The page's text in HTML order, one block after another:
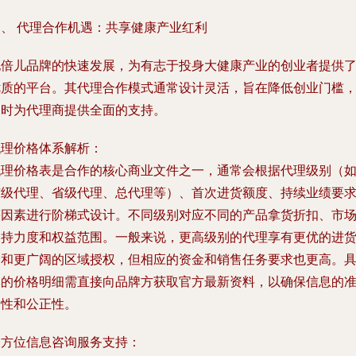
代理合作机遇：共享健康产业红利
儿品牌的快速发展，为有志于投身大健康产业的创业者提供了
的平台。其代理合作模式通常设计灵活，旨在降低创业门槛，
为代理商提供全面的支持。
价格体系解析：
价格表是合作的核心商业文件之一，通常会根据代理级别（如
代理、省级代理、总代理等）、首次进货额度、持续业绩要求
素进行阶梯式设计。不同级别对应不同的产品拿货折扣、市场
力度和权益范围。一般来说，更高级别的代理享有更优的进货
更广阔的区域授权，但相应的资金和销售任务要求也更高。具
价格明细需直接向品牌方获取官方最新资料，以确保信息的准
和公正性。
位信息咨询服务支持：